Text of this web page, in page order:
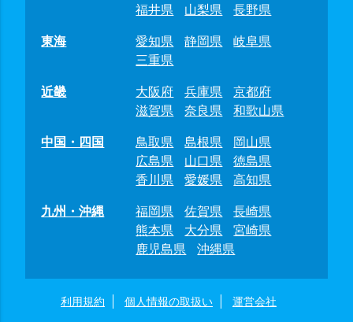
福井県
山梨県
長野県
東海
愛知県 静岡県
岐阜県
三重県
近畿
大阪府 兵庫県
京都府
滋賀県
奈良県
和歌山県
中国・四国
鳥取県 島根県
岡山県
広島県
山口県
徳島県
香川県
愛媛県
高知県
九州・沖縄
福岡県 佐賀県
長崎県
熊本県
大分県
宮崎県
鹿児島県
沖縄県
利用規約 個人情報の取扱い 運営会社